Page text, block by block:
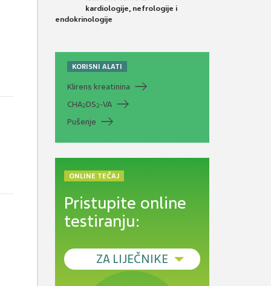
kardiologije, nefrologije i
endokrinologije
KORISNI ALATI
Klirens kreatinina
CHA2DS2-VA
Pušenje
ONLINE TEČAJ
Pristupite online
testiranju:
ZA LIJEČNIKE